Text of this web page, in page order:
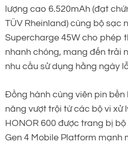
lượng cao 6.520mAh (đạt
TÜV Rheinland) cùng bộ sạc
Supercharge 45W cho phép
nhanh chóng, mang đến trải
nhu cầu sử dụng hằng ngày
Đồng hành cùng viên pin bền
năng vượt trội từ các bộ vi xử
HONOR 600 được trang bị
Gen 4 Mobile Platform mạnh